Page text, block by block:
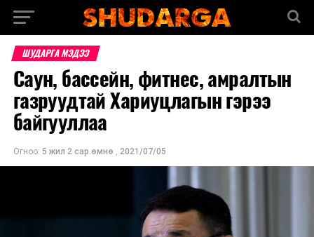
ШУДАРГА МЭДЭЭ
Саун, бассейн, фитнес, амралтын
газруудтай Хариуцлагын гэрээ
байгууллаа
Огноо: 5 жил 2 сар.өмнө , 2021/07/05